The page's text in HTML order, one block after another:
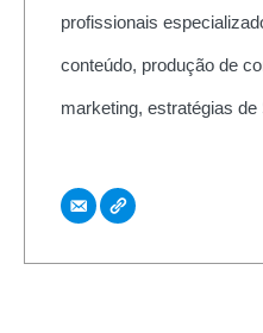
profissionais
conteúdo, produção de
marketing, estratégias